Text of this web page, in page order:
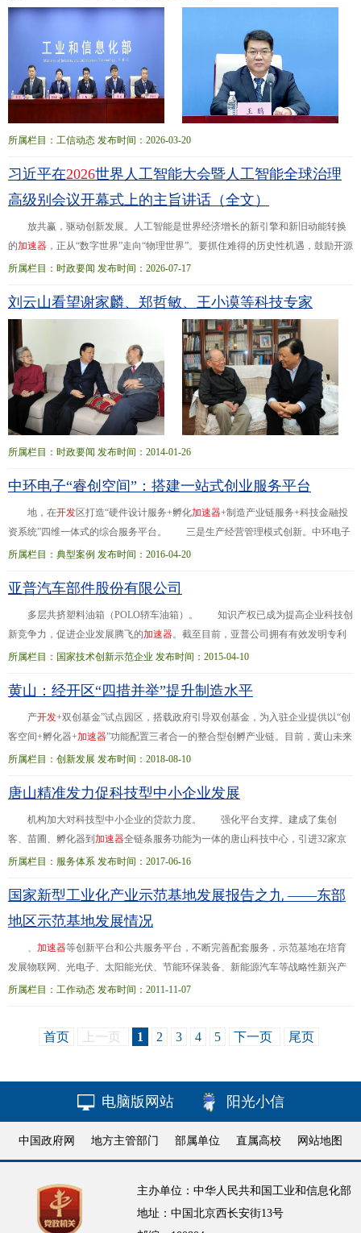
所属栏目：工信动态 发布时间：2026-03-20
习近平在2026世界人工智能大会暨人工智能全球治理
高级别会议开幕式上的主旨讲话（全文）
放共赢，驱动创新发展。人工智能是世界经济增长的新引擎和新旧动能转换
的加速器 ，正从“数字世界”走向“物理世界”。要抓住难得的历史性机遇，鼓励开源
开放、合作共享，全面促进人工智能科技创新、产业发展、场景应用，协同推进
——在 2026世界人工智能大会暨人工智能全球治理高级别会议开幕式上的主旨讲
话（
年7月17日，上海）中华人民共和国主席 习近平尊敬的各位同事、各位
来宾
所属栏目：时政要闻 发布时间：2026-07-17
刘云山看望谢家麟、郑哲敏、王小谟等科技专家
所属栏目：时政要闻 发布时间：2014-01-26
中环电子“睿创空间”：搭建一站式创业服务平台
地，在开发区打造“硬件设计服务+孵化加速器+制造产业链服务+科技金融投
资系统”四维一体式的综合服务平台。 三是生产经营管理模式创新。中环电子
集团积极推进企业与高校、科研院所、外部技术团队进行技术合作，促进技术创
3.5万平方米的产业化平台，一站式解决企业从初创、成长至壮大所需的空间、资
金、平台和服务。天津中环智地孵化平台预计每年引进10~15家智能硬件类创业项
目团队。
所属栏目：典型案例 发布时间：2016-04-20
亚普汽车部件股份有限公司
多层共挤塑料油箱（POLO轿车油箱）。 知识产权已成为提高企业科技创
新竞争力，促进企业发展腾飞的加速器。截至目前，亚普公司拥有有效发明专利
15件。2013年，参与制定国家标准和行业标准，其中国家标准“京6阶段加油排放
司”)专业从事汽车塑料油箱系统开发、制造和销售，是国内最大、全球第三的汽
车油箱系统制造集团化企业、国家高新技术企业、国家技术创新示范企业。亚普
公司研
所属栏目：国家技术创新示范企业 发布时间：2015-04-10
黄山：经开区“四措并举”提升制造水平
产开发+双创基金”试点园区，搭载政府引导双创基金，为入驻企业提供以“创
客空间+孵化器+加速器”功能配置三者合一的整合型创孵产业链。目前，黄山未来
科技城已入驻招商企业10余家，行业涵盖汽车电子、先进制造等高新技术产业。
量发展。1-6月，规上工业增加值同比增长21.6%；工业投资同比增长10%，其中
工业技改投资同比增长363%；实现进出口4245.16万美元，同比增长
所属栏目：创新发展 发布时间：2018-08-10
唐山精准发力促科技型中小企业发展
机构加大对科技型中小企业的贷款力度。 强化平台支撑。建成了集创
客、苗圃、孵化器到 加速器全链条服务功能为一体的唐山科技中心，引进32家京
津等地高端科技服务机构和35家中小微企业。同时，该市44家市级及市级以上科
项。 截至去年年底，唐山市科技型中小企业由2013年的707家发展到3972家，
连续三年实现倍增；科技小巨人企业从2013年的不足50家，发展到了294家，占
所属栏目：服务体系 发布时间：2017-06-16
国家新型工业化产业示范基地发展报告之九 ——东部
地区示范基地发展情况
、 加速器等创新平台和公共服务平台，不断完善配套服务，示范基地在培育
发展物联网、光电子、太阳能光伏、节能环保装备、新能源汽车等战略性新兴产
业方面发挥了重要的载体和平台作用。江苏无锡高新技术
展，工业区工业总产值占上海市工业总产值的72.8%。以黑龙江为例，哈尔滨新型
装备制造产业基地和大庆高新技术产业
开
区（石油化工）两个基地共实现工业
所属栏目：工作动态 发布时间：2011-11-07
首页 上一页 1 2 3 4 5 下一页 尾页
电脑版网站 阳光小信
中国政府网 地方主管部门 部属单位 直属高校 网站地图
主办单位：中华人民共和国工业和信息化部
地址：中国北京西长安街13号